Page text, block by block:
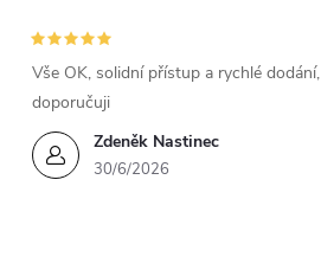
Zdeněk Nastinec
30/6/2026
Vše OK, solidní přístup a rychlé dodání,
doporučuji